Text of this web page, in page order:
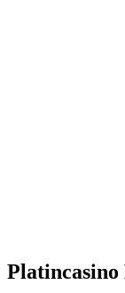
Platincasino